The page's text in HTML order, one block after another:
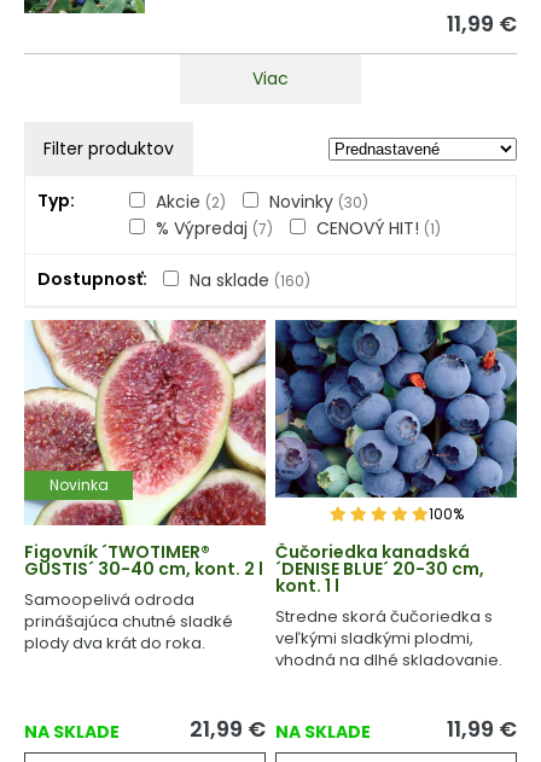
11,99 €
Viac
Filter produktov
Typ Akcie (2) Novinky (30)
% Výpredaj (7) CENOVÝ HIT! (1)
Dostupnosť Na sklade (160)
Novinka
Figovník ´TWOTIMER®
GUSTIS´ 30-40 cm, kont. 2 l
Samoopelivá odroda
prinášajúca chutné sladké
plody dva krát do roka.
NA SKLADE 21,99 €
100%
Čučoriedka kanadská
´DENISE BLUE´ 20-30 cm,
kont. 1 l
Stredne skorá čučoriedka s
veľkými sladkými plodmi,
vhodná na dlhé skladovanie.
NA SKLADE 11,99 €